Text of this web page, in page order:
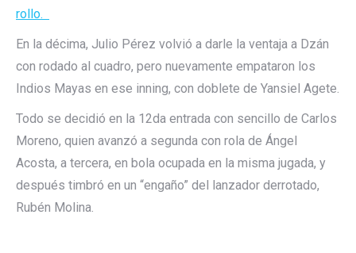
rollo.
En la décima, Julio Pérez volvió a darle la ventaja a Dzán
con rodado al cuadro, pero nuevamente empataron los
Indios Mayas en ese inning, con doblete de Yansiel Agete.
Todo se decidió en la 12da entrada con sencillo de Carlos
Moreno, quien avanzó a segunda con rola de Ángel
Acosta, a tercera, en bola ocupada en la misma jugada, y
después timbró en un “engaño” del lanzador derrotado,
Rubén Molina.